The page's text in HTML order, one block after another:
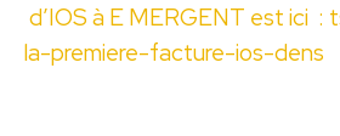
d’IOS à E MERGENT est ici :
la-premiere-facture-ios-dens